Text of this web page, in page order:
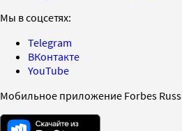
Мы в соцсетях:
Telegram
ВКонтакте
YouTube
Мобильное приложение Forbes